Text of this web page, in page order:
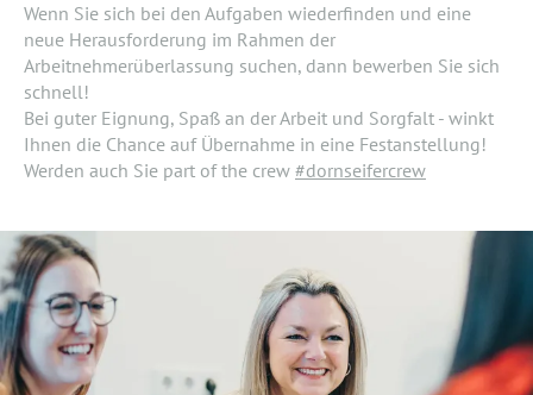
Wenn Sie sich bei den Aufgaben wiederfinden und eine
neue Herausforderung im Rahmen der
Arbeitnehmerüberlassung suchen, dann bewerben Sie sich
schnell!
Bei guter Eignung, Spaß an der Arbeit und Sorgfalt - winkt
Ihnen die Chance auf Übernahme in eine Festanstellung!
Werden auch Sie part of the crew #dornseifercrew